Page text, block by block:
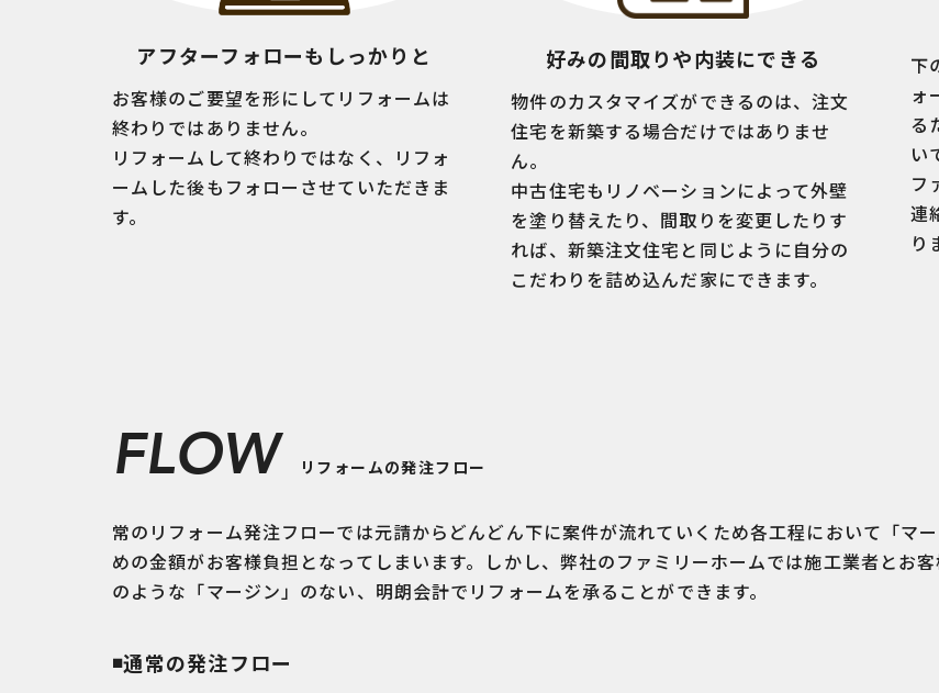
アフターフォローもしっかりと
お客様のご要望を形にしてリフォームは
終わりではありません。
リフォームして終わりではなく、リフォ
ームした後もフォローさせていただきま
す。
好みの間取りや内装にできる
物件のカスタマイズができるのは、注文
住宅を新築する場合だけではありませ
ん。
中古住宅もリノベーションによって外壁
を塗り替えたり、間取りを変更したりす
れば、新築注文住宅と同じように自分の
こだわりを詰め込んだ家にできます。
下
ォ
る
い
フ
連
り
FLOW リフォームの発注フロー
常のリフォーム発注フローでは元請からどんどん下に案件が流れていくため各工程において「マ
めの金額がお客様負担となってしまいます。しかし、弊社のファミリーホームでは施工業者とお
のような「マージン」のない、明朗会計でリフォームを承ることができます。
通常の発注フロー